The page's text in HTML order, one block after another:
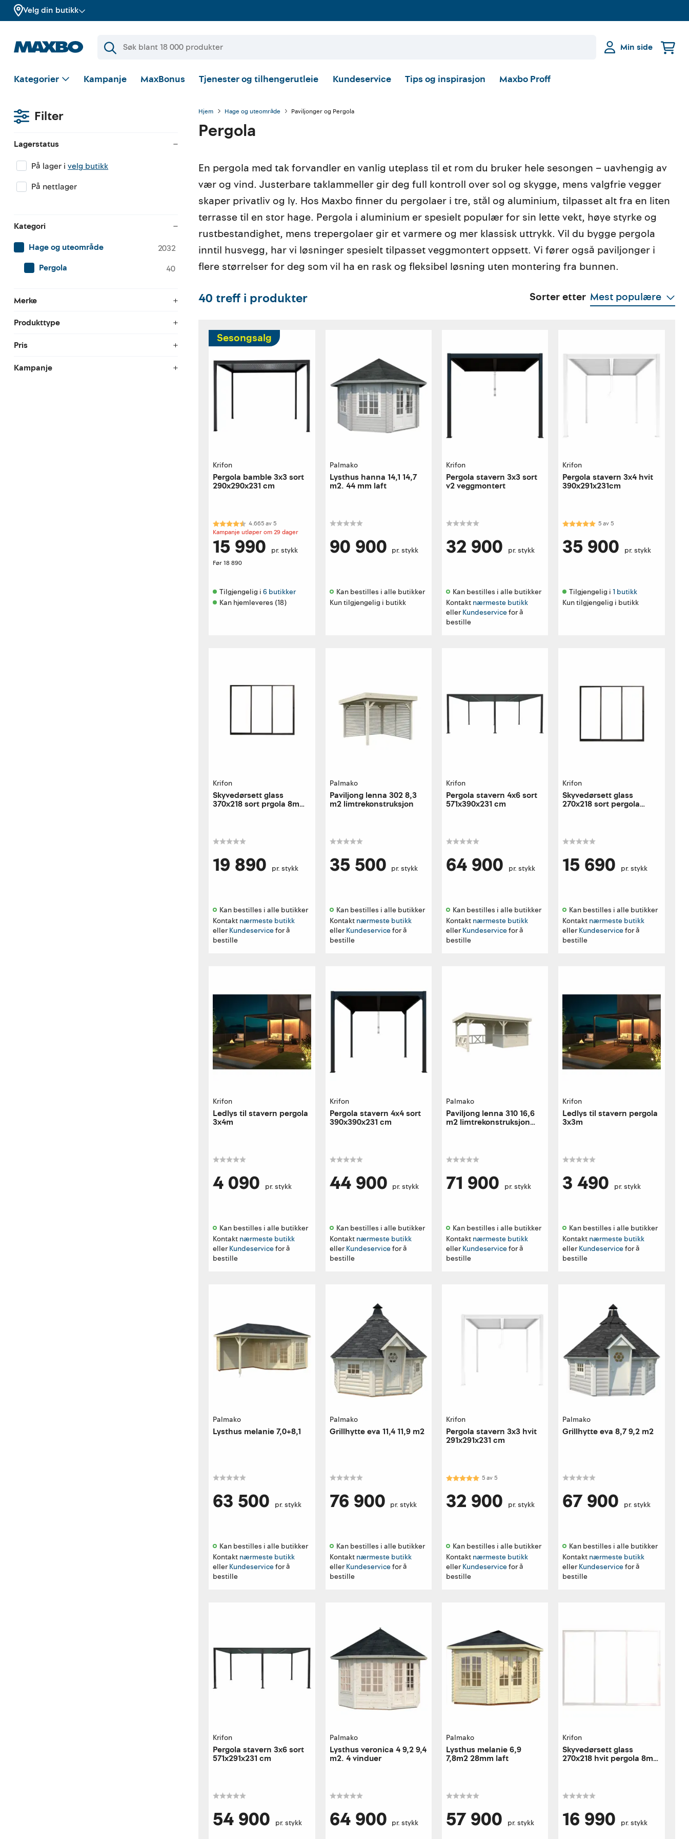
Velg din butikk
Min side
Kategorier Kampanje MaxBonus Tjenester og tilhengerutleie Kundeservice Tips og inspirasjon Maxbo Proff
Filter
Lagerstatus
På lager ivelg butikk
På nettlager
Kategori
Hage og uteområde
2032
Pergola
40
Merke
Produkttype
Pris
Kampanje
Hjem Hage og uteområde Paviljonger og Pergola
Pergola
En pergola med tak forvandler en vanlig uteplass til et rom du bruker hele sesongen – uavhengig av
vær og vind. Justerbare taklammeller gir deg full kontroll over sol og skygge, mens valgfrie vegger
skaper privatliv og ly. Hos Maxbo finner du pergolaer i tre, stål og aluminium, tilpasset alt fra en liten
terrasse til en stor hage. Pergola i aluminium er spesielt populær for sin lette vekt, høye styrke og
rustbestandighet, mens trepergolaer gir et varmere og mer klassisk uttrykk. Vil du bygge pergola
inntil husvegg, har vi løsninger spesielt tilpasset veggmontert oppsett. Vi fører også paviljonger i
flere størrelser for deg som vil ha en rask og fleksibel løsning uten montering fra bunnen.
40 treff i produkter Sorter etter Mest populære
Sesongsalg
Krifon
Pergola bamble 3x3 sort
290x290x231 cm
Karakter:4.7 av 5 mulige
4.665av5
Kampanje utløper om 29 dager
15 990 pr. stykk
Før18 890
Tilgjengelig i 6 butikker
Kan hjemleveres (18)
Palmako
Lysthus hanna 14,1 14,7
m2. 44 mm laft
90 900 pr. stykk
Kan bestilles i alle butikker
Kun tilgjengelig i butikk
Krifon
Pergola stavern 3x3 sort
v2 veggmontert
32 900 pr. stykk
Kan bestilles i alle butikker
Kontakt nærmeste butikk
ellerKundeservicefor å
bestille
Krifon
Pergola stavern 3x4 hvit
390x291x231cm
Karakter:5.0 av 5 mulige
5av5
35 900 pr. stykk
Tilgjengelig i 1 butikk
Kun tilgjengelig i butikk
Krifon
Skyvedørsett glass
370x218 sort prgola 8mm
19 890 pr. stykk
Kan bestilles i alle butikker
Kontakt nærmeste butikk
ellerKundeservicefor å
bestille
Palmako
Paviljong lenna 302 8,3
m2 limtrekonstruksjon
35 500 pr. stykk
Kan bestilles i alle butikker
Kontakt nærmeste butikk
ellerKundeservicefor å
bestille
Krifon
Pergola stavern 4x6 sort
571x390x231 cm
64 900 pr. stykk
Kan bestilles i alle butikker
Kontakt nærmeste butikk
ellerKundeservicefor å
bestille
Krifon
Skyvedørsett glass
270x218 sort pergola
15 690 pr. stykk
Kan bestilles i alle butikker
Kontakt nærmeste butikk
ellerKundeservicefor å
bestille
Krifon
Ledlys til stavern pergola
3x4m
4 090 pr. stykk
Kan bestilles i alle butikker
Kontakt nærmeste butikk
ellerKundeservicefor å
bestille
Krifon
Pergola stavern 4x4 sort
390x390x231 cm
44 900 pr. stykk
Kan bestilles i alle butikker
Kontakt nærmeste butikk
ellerKundeservicefor å
bestille
Palmako
Paviljong lenna 310 16,6
m2 limtrekonstruksjon
71 900 pr. stykk
Kan bestilles i alle butikker
Kontakt nærmeste butikk
ellerKundeservicefor å
bestille
Krifon
Ledlys til stavern pergola
3x3m
3 490 pr. stykk
Kan bestilles i alle butikker
Kontakt nærmeste butikk
ellerKundeservicefor å
bestille
Palmako
Lysthus melanie 7,0+8,1
63 500 pr. stykk
Kan bestilles i alle butikker
Kontakt nærmeste butikk
ellerKundeservicefor å
bestille
Palmako
Grillhytte eva 11,4 11,9 m2
76 900 pr. stykk
Kan bestilles i alle butikker
Kontakt nærmeste butikk
ellerKundeservicefor å
bestille
Krifon
Pergola stavern 3x3 hvit
291x291x231 cm
Karakter:5.0 av 5 mulige
5av5
32 900 pr. stykk
Kan bestilles i alle butikker
Kontakt nærmeste butikk
ellerKundeservicefor å
bestille
Palmako
Grillhytte eva 8,7 9,2 m2
67 900 pr. stykk
Kan bestilles i alle butikker
Kontakt nærmeste butikk
ellerKundeservicefor å
bestille
Krifon
Pergola stavern 3x6 sort
571x291x231 cm
54 900 pr. stykk
Palmako
Lysthus veronica 4 9,2 9,4
m2. 4 vinduer
64 900 pr. stykk
Palmako
Lysthus melanie 6,9
7,8m2 28mm laft
57 900 pr. stykk
Krifon
Skyvedørsett glass
270x218 hvit pergola 8mm
16 990 pr. stykk